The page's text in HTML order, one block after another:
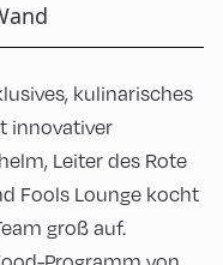
kulinarisches
innovativer
Leiter des Rote
Fools Lounge kocht
groß auf.